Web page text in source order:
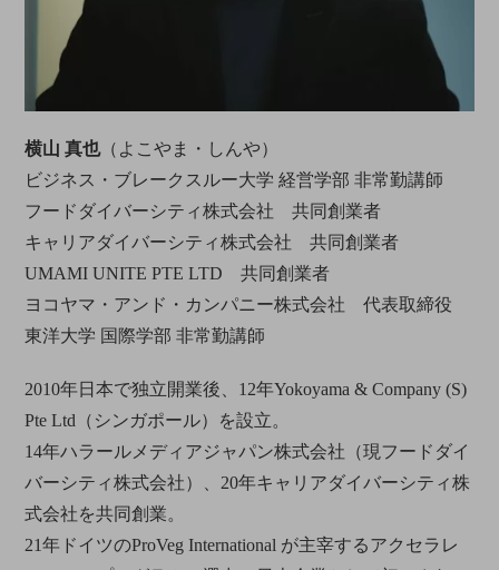
横山 真也（よこやま・しんや）
ビジネス・ブレークスルー大学 経営学部 非常勤講師
フードダイバーシティ株式会社 共同創業者
キャリアダイバーシティ株式会社 共同創業者
UMAMI UNITE PTE LTD 共同創業者
ヨコヤマ・アンド・カンパニー株式会社 代表取締役
東洋大学 国際学部 非常勤講師
2010年日本で独立開業後、12年Yokoyama & Company (S)
Pte Ltd（シンガポール）を設立。
14年ハラールメディアジャパン株式会社（現フードダイ
バーシティ株式会社）、20年キャリアダイバーシティ株
式会社を共同創業。
21年ドイツのProVeg International が主宰するアクセラレ